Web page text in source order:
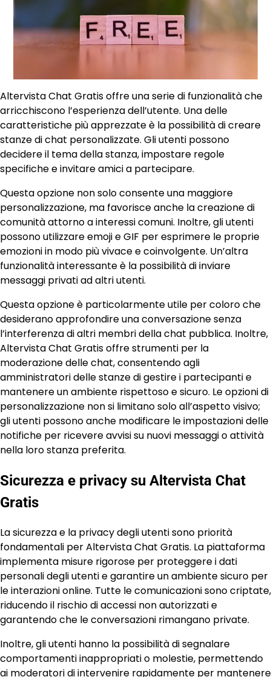
Altervista Chat Gratis offre una serie di funzionalità che
arricchiscono l’esperienza dell’utente. Una delle
caratteristiche più apprezzate è la possibilità di creare
stanze di chat personalizzate. Gli utenti possono
decidere il tema della stanza, impostare regole
specifiche e invitare amici a partecipare.
Questa opzione non solo consente una maggiore
personalizzazione, ma favorisce anche la creazione di
comunità attorno a interessi comuni. Inoltre, gli utenti
possono utilizzare emoji e GIF per esprimere le proprie
emozioni in modo più vivace e coinvolgente. Un’altra
funzionalità interessante è la possibilità di inviare
messaggi privati ad altri utenti.
Questa opzione è particolarmente utile per coloro che
desiderano approfondire una conversazione senza
l’interferenza di altri membri della chat pubblica. Inoltre,
Altervista Chat Gratis offre strumenti per la
moderazione delle chat, consentendo agli
amministratori delle stanze di gestire i partecipanti e
mantenere un ambiente rispettoso e sicuro. Le opzioni di
personalizzazione non si limitano solo all’aspetto visivo;
gli utenti possono anche modificare le impostazioni delle
notifiche per ricevere avvisi su nuovi messaggi o attività
nella loro stanza preferita.
Sicurezza e privacy su Altervista Chat
Gratis
La sicurezza e la privacy degli utenti sono priorità
fondamentali per Altervista Chat Gratis. La piattaforma
implementa misure rigorose per proteggere i dati
personali degli utenti e garantire un ambiente sicuro per
le interazioni online. Tutte le comunicazioni sono criptate,
riducendo il rischio di accessi non autorizzati e
garantendo che le conversazioni rimangano private.
Inoltre, gli utenti hanno la possibilità di segnalare
comportamenti inappropriati o molestie, permettendo
ai moderatori di intervenire rapidamente per mantenere